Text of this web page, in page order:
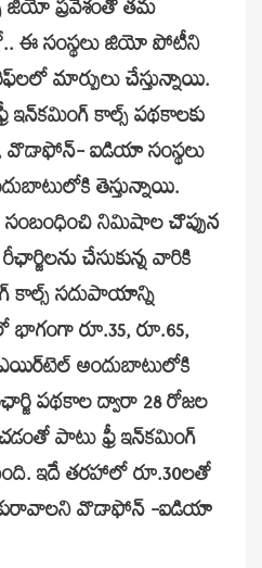
జియో ప్రవేశంతో తమ
ఈ సంస్థలు జియో పోటీన
మార్పులు చేస్తున్నాయి.
ఇన్‌కమింగ్‌ కాల్స్‌ పథకాలకు
వొడాఫోన్‌- ఐడియా సంస్థలు
తెస్తున్నాయి.
నిమిషాల చొప్పున
చేసుకున్న వారికి
కాల్స్ ‌సదుపాయాన్ని
రూ.35, రూ.65,
ఎయిర్‌టెల్‌ అందుబాటులోకి
పథకాల ద్వారా 28 రోజల
పాటు ఫ్రీ ఇన్‌కమింగ్‌
ఇదే తరహాలో రూ.30లతో
వొడాఫోన్‌ -ఐడియా